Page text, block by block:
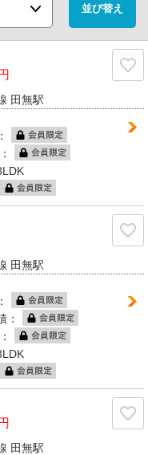
田無駅
田無駅
：
田無駅